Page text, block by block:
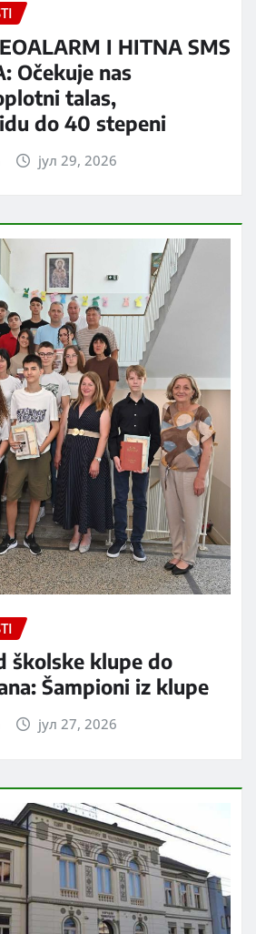
I HITNA SMS
Očekuje nas
talas,
do 40 stepeni
јул 29, 2026
školske klupe do
Šampioni iz klupe
јул 27, 2026